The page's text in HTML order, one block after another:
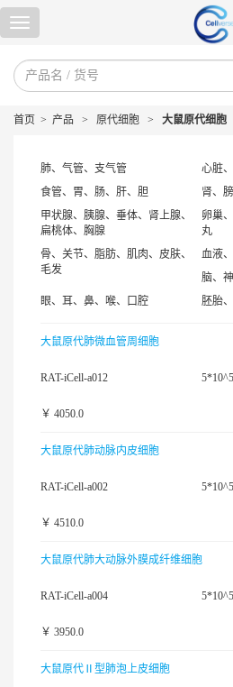
首页 > 产品 > 原代细胞 > 大鼠原代细胞
肺、气管、支气管
心脏
食管、胃、肠、肝、胆
肾、
甲状腺、胰腺、垂体、肾上腺、
扁桃体、胸腺
卵巢
丸
骨、关节、脂肪、肌肉、皮肤、
毛发
血液
脑、
眼、耳、鼻、喉、口腔
胚胎
大鼠原代肺微血管周细胞
RAT-iCell-a012 5*10^5
￥ 4050.0
大鼠原代肺动脉内皮细胞
RAT-iCell-a002 5*10^5
￥ 4510.0
大鼠原代肺大动脉外膜成纤维细胞
RAT-iCell-a004 5*10^5
￥ 3950.0
大鼠原代Ⅱ型肺泡上皮细胞